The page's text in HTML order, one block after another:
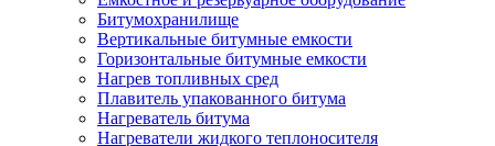
Битумохранилище
Вертикальные битумные емкости
Горизонтальные битумные емкости
Нагрев топливных сред
Плавитель упакованного битума
Нагреватель битума
Нагреватели жидкого теплоносителя